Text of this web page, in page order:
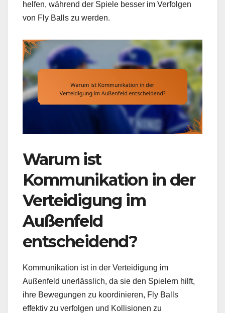
helfen, während der Spiele besser im Verfolgen
von Fly Balls zu werden.
Warum ist
Kommunikation in der
Verteidigung im
Außenfeld
entscheidend?
Kommunikation ist in der Verteidigung im
Außenfeld unerlässlich, da sie den Spielern hilft,
ihre Bewegungen zu koordinieren, Fly Balls
effektiv zu verfolgen und Kollisionen zu